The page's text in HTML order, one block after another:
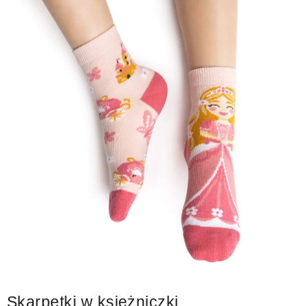
Skarpetki w księżniczki